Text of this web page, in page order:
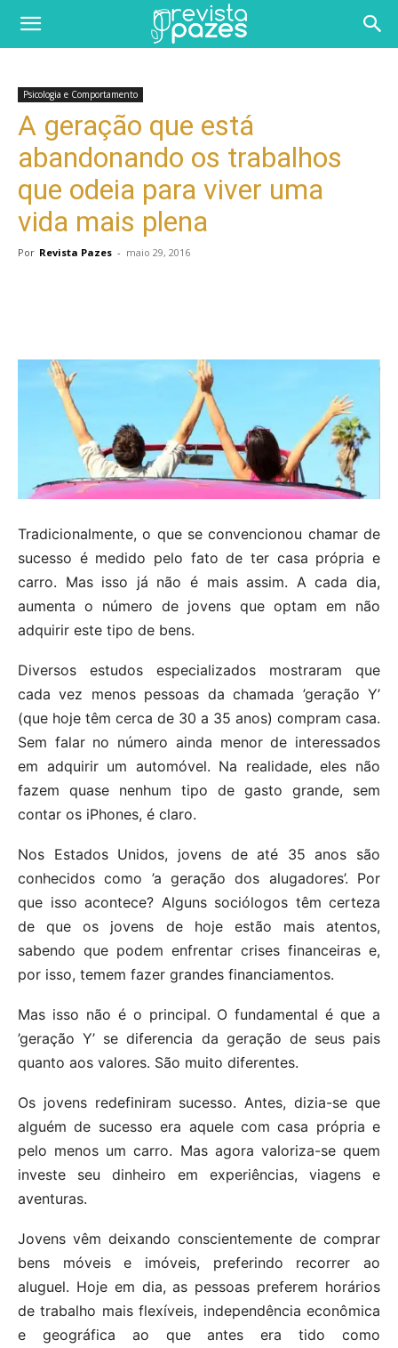
Psicologia e Comportamento
A geração que está
abandonando os trabalhos
que odeia para viver uma
vida mais plena
Por Revista Pazes - maio 29, 2016
Tradicionalmente, o que se convencionou chamar de
sucesso é medido pelo fato de ter casa própria e
carro. Mas isso já não é mais assim. A cada dia,
aumenta o número de jovens que optam em não
adquirir este tipo de bens.
Diversos estudos especializados mostraram que
cada vez menos pessoas da chamada ’geração Y’
(que hoje têm cerca de 30 a 35 anos) compram casa.
Sem falar no número ainda menor de interessados
em adquirir um automóvel. Na realidade, eles não
fazem quase nenhum tipo de gasto grande, sem
contar os iPhones, é claro.
Nos Estados Unidos, jovens de até 35 anos são
conhecidos como ’a geração dos alugadores’. Por
que isso acontece? Alguns sociólogos têm certeza
de que os jovens de hoje estão mais atentos,
sabendo que podem enfrentar crises financeiras e,
por isso, temem fazer grandes financiamentos.
Mas isso não é o principal. O fundamental é que a
’geração Y’ se diferencia da geração de seus pais
quanto aos valores. São muito diferentes.
Os jovens redefiniram sucesso. Antes, dizia-se que
alguém de sucesso era aquele com casa própria e
pelo menos um carro. Mas agora valoriza-se quem
investe seu dinheiro em experiências, viagens e
aventuras.
Jovens vêm deixando conscientemente de comprar
bens móveis e imóveis, preferindo recorrer ao
aluguel. Hoje em dia, as pessoas preferem horários
de trabalho mais flexíveis, independência econômica
e geográfica ao que antes era tido como